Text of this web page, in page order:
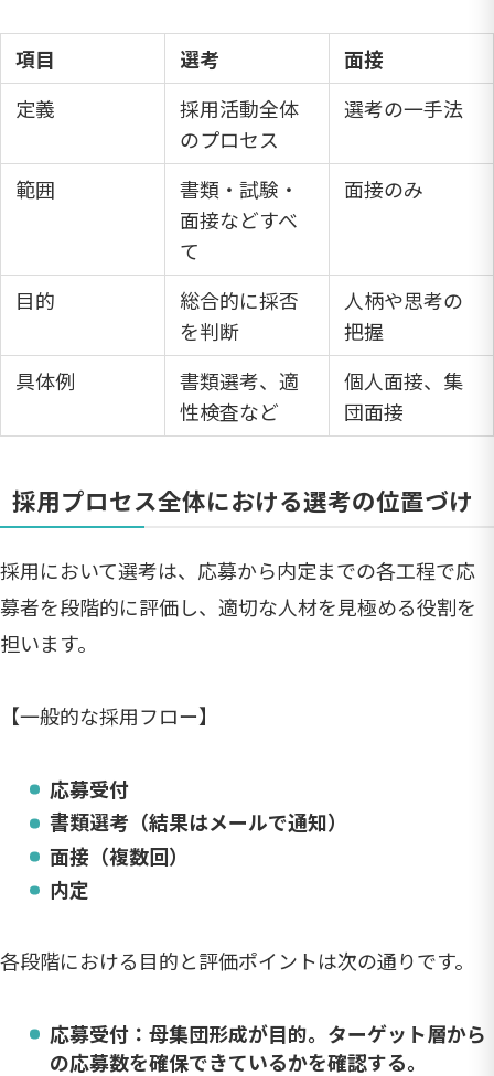
項目 選考
面接
定義
採用活動全体
のプロセス
選考の一手法
範囲
書類・試験・
面接などすべ
て
面接のみ
目的
総合的に採否
を判断
人柄や思考の
把握
具体例
書類選考、適
性検査など
個人面接、集
団面接
採用プロセス全体における選考の位置づけ
採用において選考は、応募から内定までの各工程で応
募者を段階的に評価し、適切な人材を見極める役割を
担います。
【一般的な採用フロー】
応募受付
書類選考（結果はメールで通知）
面接（複数回）
内定
各段階における目的と評価ポイントは次の通りです。
応募受付：母集団形成が目的。ターゲット層から
の応募数を確保できているかを確認する。